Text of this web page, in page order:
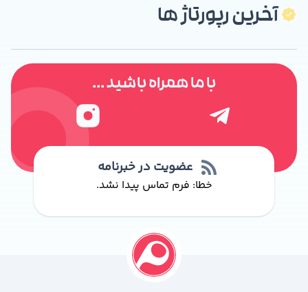
آخرین رپورتاژ ها
با ما همراه باشید ...
عضویت در خبرنامه
خطا: فرم تماس پیدا نشد.